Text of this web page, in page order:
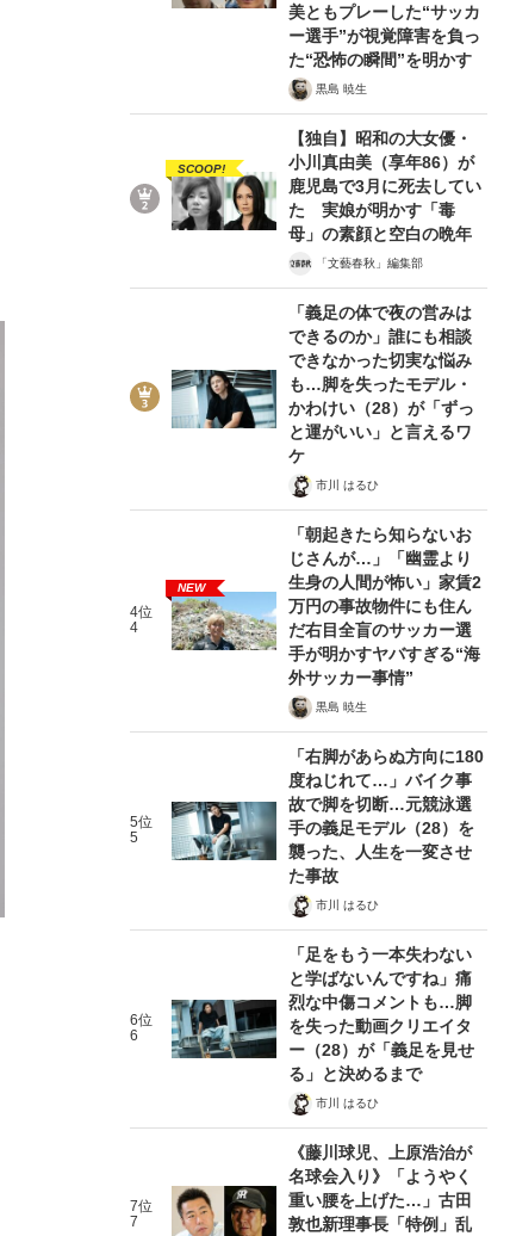
美ともプレーした“サッカ
ー選手”が視覚障害を負っ
た“恐怖の瞬間”を明かす
黒島 暁生
SCOOP!
【独自】昭和の大女優・
小川真由美（享年86）が
鹿児島で3月に死去してい
た 実娘が明かす「毒
母」の素顔と空白の晩年
「文藝春秋」編集部
「義足の体で夜の営みは
できるのか」誰にも相談
できなかった切実な悩み
も…脚を失ったモデル・
かわけい（28）が「ずっ
と運がいい」と言えるワ
ケ
市川 はるひ
4位
4
NEW
「朝起きたら知らないお
じさんが…」「幽霊より
生身の人間が怖い」家賃2
万円の事故物件にも住ん
だ右目全盲のサッカー選
手が明かすヤバすぎる“海
外サッカー事情”
黒島 暁生
5位
5
「右脚があらぬ方向に180
度ねじれて…」バイク事
故で脚を切断…元競泳選
手の義足モデル（28）を
襲った、人生を一変させ
た事故
市川 はるひ
6位
6
「足をもう一本失わない
と学ばないんですね」痛
烈な中傷コメントも…脚
を失った動画クリエイタ
ー（28）が「義足を見せ
る」と決めるまで
市川 はるひ
7位
7
《藤川球児、上原浩治が
名球会入り》「ようやく
重い腰を上げた…」古田
敦也新理事長「特例」乱